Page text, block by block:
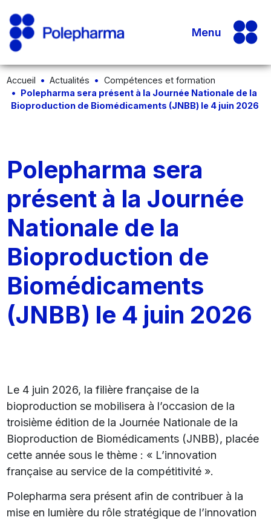
Menu
Accueil Actualités
Compétences et formation
Polepharma sera présent à la Journée Nationale de la
Bioproduction de Biomédicaments (JNBB) le 4 juin 2026
Polepharma sera
présent à la Journée
Nationale de la
Bioproduction de
Biomédicaments
(JNBB) le 4 juin 2026
Le 4 juin 2026, la filière française de la
bioproduction se mobilisera à l’occasion de la
troisième édition de la Journée Nationale de la
Bioproduction de Biomédicaments (JNBB), placée
cette année sous le thème : « L’innovation
française au service de la compétitivité ».
Polepharma sera présent afin de contribuer à la
mise en lumière du rôle stratégique de l’innovation